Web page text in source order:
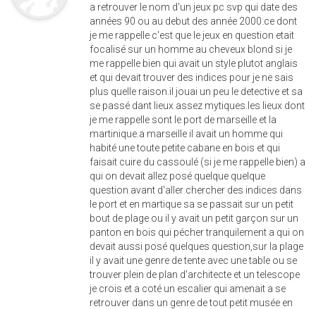
a retrouver le nom d'un jeux pc svp qui date des
années 90 ou au debut des année 2000.ce dont
je me rappelle c'est que le jeux en question etait
focalisé sur un homme au cheveux blond si je
me rappelle bien qui avait un style plutot anglais
et qui devait trouver des indices pour je ne sais
plus quelle raison.il jouai un peu le detective et sa
se passé dant lieux assez mytiques.les lieux dont
je me rappelle sont le port de marseille et la
martinique.a marseille il avait un homme qui
habité une toute petite cabane en bois et qui
faisait cuire du cassoulé (si je me rappelle bien) a
qui on devait allez posé quelque quelque
question avant d'aller chercher des indices dans
le port et en martique sa se passait sur un petit
bout de plage ou il y avait un petit garçon sur un
panton en bois qui pécher tranquilement a qui on
devait aussi posé quelques question,sur la plage
il y avait une genre de tente avec une table ou se
trouver plein de plan d'architecte et un telescope
je crois et a coté un escalier qui amenait a se
retrouver dans un genre de tout petit musée en